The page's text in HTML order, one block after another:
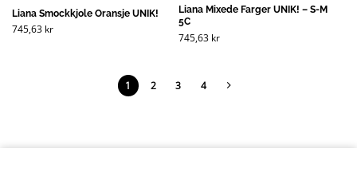
Liana Smockkjole Oransje UNIK!
745,63 kr
Liana Mixede Farger UNIK! – S-M
5C
745,63 kr
1 2 3 4